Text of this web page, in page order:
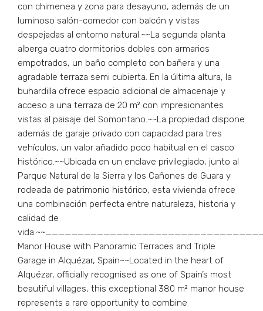
con chimenea y zona para desayuno, además de un
luminoso salón-comedor con balcón y vistas
despejadas al entorno natural.~~La segunda planta
alberga cuatro dormitorios dobles con armarios
empotrados, un baño completo con bañera y una
agradable terraza semi cubierta. En la última altura, la
buhardilla ofrece espacio adicional de almacenaje y
acceso a una terraza de 20 m² con impresionantes
vistas al paisaje del Somontano.~~La propiedad dispone
además de garaje privado con capacidad para tres
vehículos, un valor añadido poco habitual en el casco
histórico.~~Ubicada en un enclave privilegiado, junto al
Parque Natural de la Sierra y los Cañones de Guara y
rodeada de patrimonio histórico, esta vivienda ofrece
una combinación perfecta entre naturaleza, historia y
calidad de
Manor House with Panoramic Terraces and Triple
Garage in Alquézar, Spain~~Located in the heart of
Alquézar, officially recognised as one of Spain’s most
beautiful villages, this exceptional 380 m² manor house
represents a rare opportunity to combine